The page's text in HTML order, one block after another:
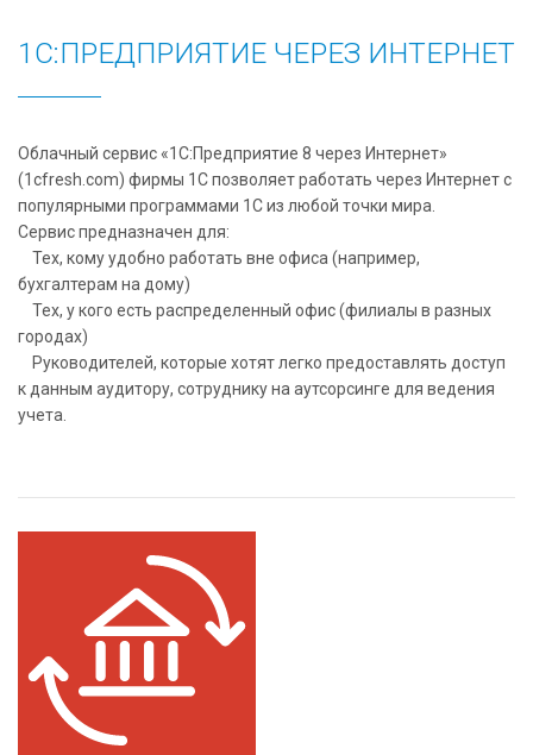
1С:ПРЕДПРИЯТИЕ ЧЕРЕЗ ИНТЕРНЕТ
Облачный сервис «1С:Предприятие 8 через Интернет»
(1cfresh.com) фирмы 1С позволяет работать через Интернет с
популярными программами 1С из любой точки мира.
Сервис предназначен для:
Тех, кому удобно работать вне офиса (например,
бухгалтерам на дому)
Тех, у кого есть распределенный офис (филиалы в разных
городах)
Руководителей, которые хотят легко предоставлять доступ
к данным аудитору, сотруднику на аутсорсинге для ведения
учета.